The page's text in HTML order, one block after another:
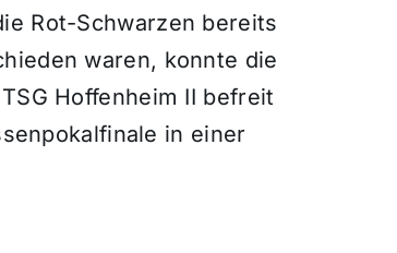
Rot-Schwarzen bereits
waren, konnte die
Hoffenheim II befreit
in einer